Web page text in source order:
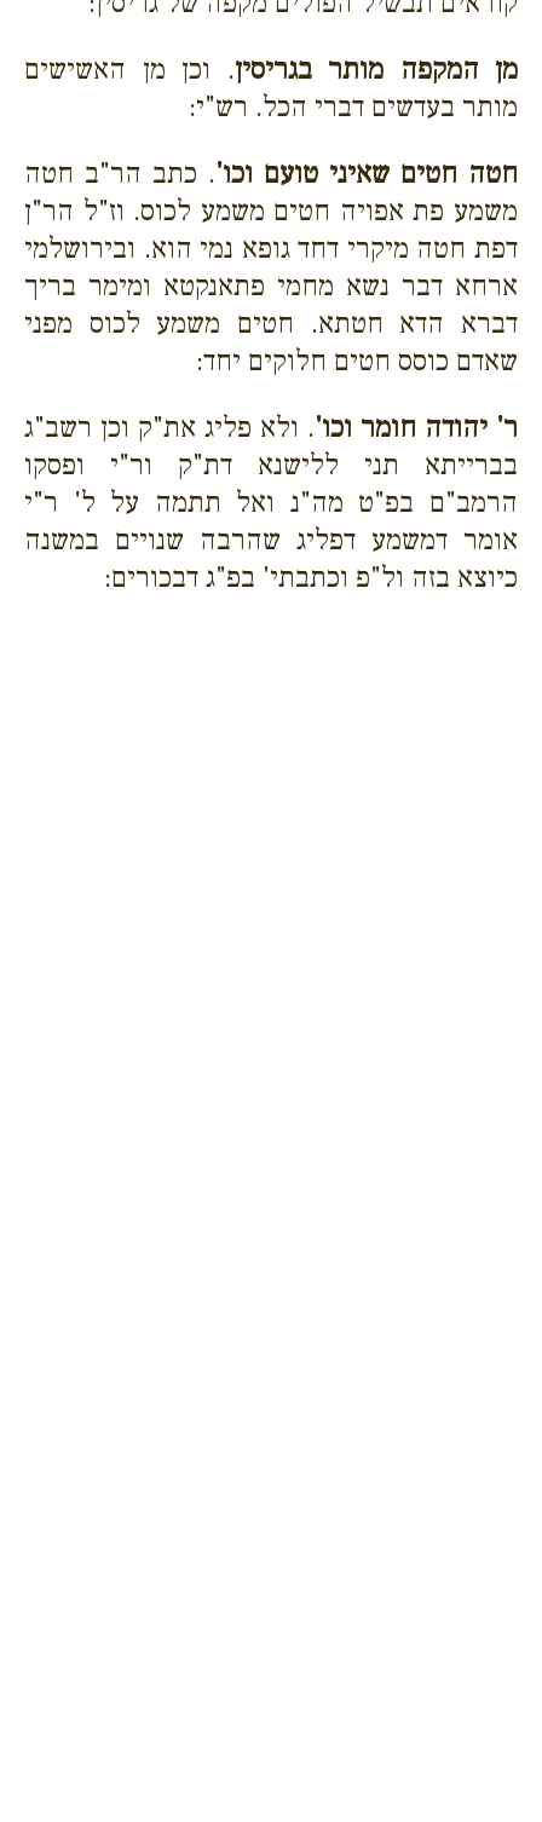
מן המקפה מותר בגריסין. וכן מן האשישים
מותר בעדשים דברי הכל. רש"י:
חטה חטים שאיני טועם וכו'. כתב הר"ב חטה
משמע פת אפויה חטים משמע לכוס. וז"ל הר"ן
דפת חטה מיקרי דחד גופא נמי הוא. ובירושלמי
ארחא דבר נשא מחמי פתאנקטא ומימר בריך
דברא הדא חטתא. חטים משמע לכוס מפני
שאדם כוסס חטים חלוקים יחד:
ר' יהודה חומר וכו'. ולא פליג את"ק וכן רשב"ג
בברייתא תני ללישנא דת"ק ור"י ופסקו
הרמב"ם בפ"ט מה"נ ואל תתמה על ל' ר"י
אומר דמשמע דפליג שהרבה שנויים במשנה
כיוצא בזה ול"פ וכתבתי' בפ"ג דבכורים: